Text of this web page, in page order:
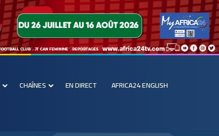
CHAÎNES EN DIRECT AFRICA24 ENGLISH